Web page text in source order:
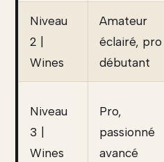
Niveau
2 |
Wines
Amateur
éclairé, pro
débutant
Niveau
3 |
Wines
Pro,
passionné
avancé